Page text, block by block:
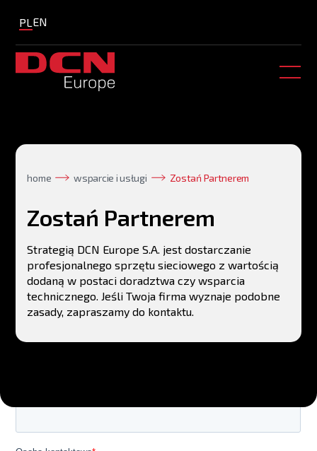
PL EN
home wsparcie i usługi Zostań Partnerem
Zostań Partnerem
Strategią DCN Europe S.A. jest dostarczanie
profesjonalnego sprzętu sieciowego z wartością
dodaną w postaci doradztwa czy wsparcia
technicznego. Jeśli Twoja firma wyznaje podobne
zasady, zapraszamy do kontaktu.